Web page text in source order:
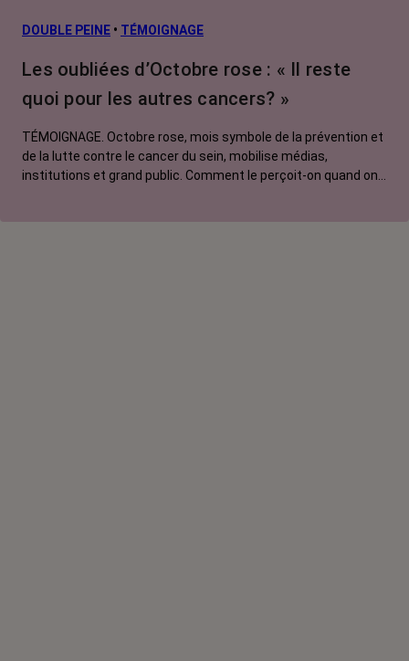
DOUBLE PEINE • TÉMOIGNAGE
Les oubliées d’Octobre rose : « Il reste
quoi pour les autres cancers? »
TÉMOIGNAGE. Octobre rose, mois symbole de la prévention et
de la lutte contre le cancer du sein, mobilise médias,
institutions et grand public. Comment le perçoit-on quand on